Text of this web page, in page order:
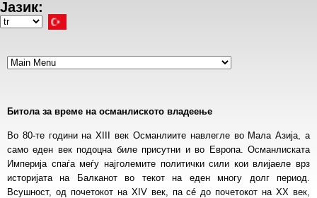
Ana
içeriğe
Јазик:
Select
Битола за време на османлиското владеење
Во 80-те години на XIII век Османлиите навлегле во Мала Азија, а
само еден век подоцна биле присутни и во Европа. Османлиската
Империја спаѓа меѓу најголемите политички сили кои влијаеле врз
историјата на Балканот во текот на еден многу долг период.
Всушност, од почетокот на XIV век, па сé до почетокот на XX век,